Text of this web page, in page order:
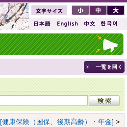
[健康保険（国保、後期高齢）・年金] >